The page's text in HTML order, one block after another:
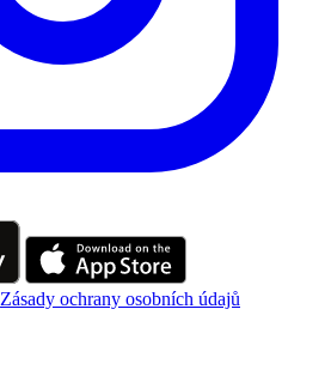
Zásady ochrany osobních údajů